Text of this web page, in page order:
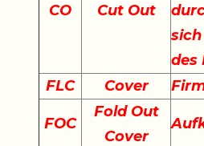
CO Cut Out
des
FLC
Cover
FOC
Fold Out
Cover